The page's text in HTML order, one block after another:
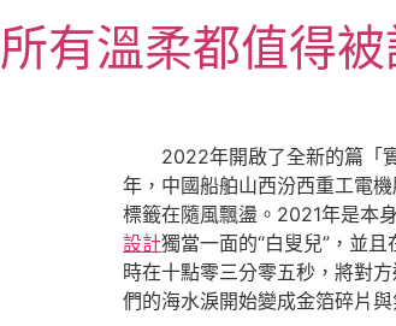
至
主所有溫柔都值得
2022年開啟了全新的篇「實
年，中國船舶山西汾西重工電
標籤在隨風飄盪。2021年是本
設計獨當一面的“白叟兒”，並
時在十點零三分零五秒，將對
們的海水淚開始變成金箔碎片